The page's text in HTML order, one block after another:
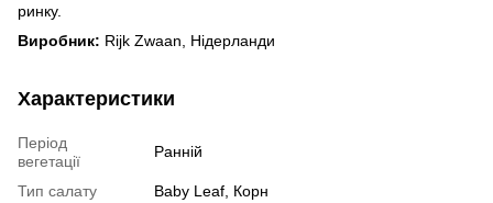
ринку.
Виробник: Rijk Zwaan, Нідерланди
Характеристики
Період
вегетації
Ранній
Тип салату Baby Leaf, Корн